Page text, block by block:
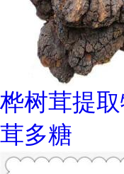
桦树茸提
茸多糖